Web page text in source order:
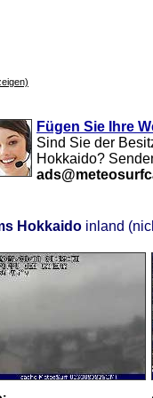
Fügen Sie Ihre
Sind Sie der
Hokkaido?
Hokkaido inland